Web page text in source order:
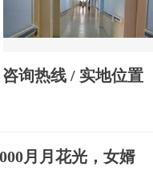
询热线 / 实地位置
月月花光，女婿